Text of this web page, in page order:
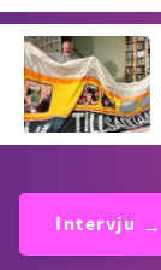
Intervju